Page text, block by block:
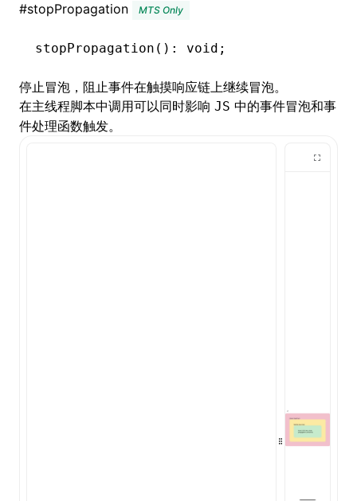
#stopPropagation MTS Only
stopPropagation (): void ;
停止冒泡，阻止事件在触摸响应链上继续冒泡。
在主线程脚本中调用可以同时影响 JS 中的事件冒泡和事
件处理函数触发。